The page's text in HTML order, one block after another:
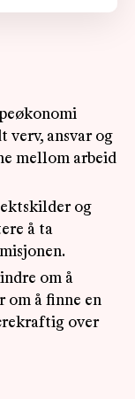
ansvar og
mellom arbeid
og
å ta
om å
om å finne en
over